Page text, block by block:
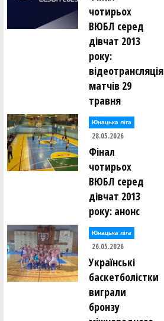
чотирьох
ВЮБЛ серед
дівчат 2013
року:
відеотрансляція
матчів 29
травня
Юнацька ліга
28.05.2026
Фінал
чотирьох
ВЮБЛ серед
дівчат 2013
року: анонс
Юнацька ліга
26.05.2026
Українські
баскетболістки
виграли
бронзу